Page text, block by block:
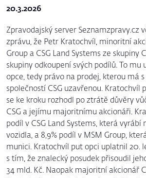
20.3.2026
Zpravodajský server Seznamzpravy.cz
zprávu, že Petr Kratochvíl, minoritní
Group a CSG Land Systems ze skupiny
skupiny odkoupení svých podílů. To mu
opce, tedy právo na prodej, kterou má
společností CSG uzavřenou. Kratochvíl
se ke kroku rozhodl po ztrátě důvěry
CSG a jejímu majoritnímu akcionáři.
podíl v CSG Land Systems, která vyrábí
vozidla, a 8,9% podíl v MSM Group,
munici. Kratochvíl put opci uplatnil 20.
s tím, že znalecký posudek přisoudil
34 mld. Kč. Naopak majoritní akcionář